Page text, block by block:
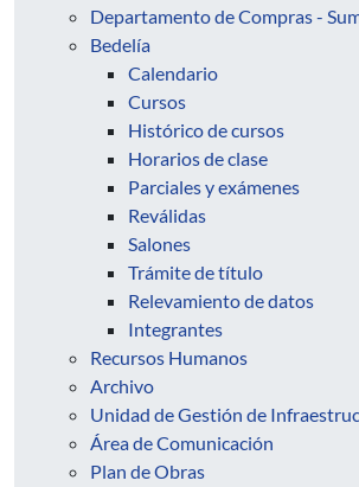
Departamento de Compras -
Bedelía
Calendario
Cursos
Histórico de cursos
Horarios de clase
Parciales y exámenes
Reválidas
Salones
Trámite de título
Relevamiento de datos
Integrantes
Recursos Humanos
Archivo
Unidad de Gestión de
Área de Comunicación
Plan de Obras